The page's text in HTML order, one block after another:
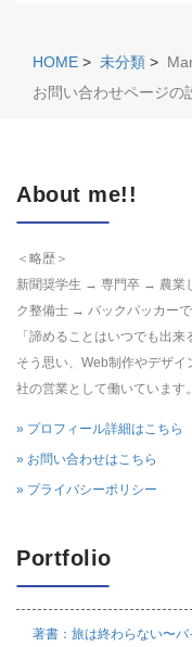
HOME > 未分類 >
お問い合わせページの
About me!!
＜略歴＞
新聞奨学生 → 専門卒 → 農業
ク整備士 → バックパッカー
「諦めることはいつでも出
そう思い、Web制作やデザ
社の営業として働いています。
» プロフィール詳細はこちら
» お問い合わせはこちら
» プライバシーポリシー
Portfolio
著書：旅は終わらない〜